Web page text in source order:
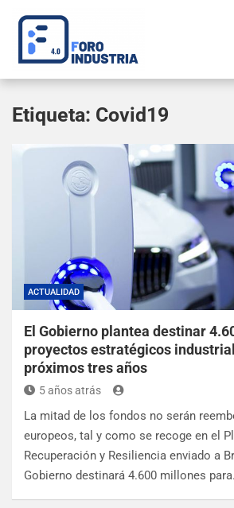
Etiqueta: Covid19
ACTUALIDAD
El Gobierno plantea destinar
proyectos estratégicos
próximos tres años
5 años atrás
La mitad de los fondos no serán
europeos, tal y como se recoge en el
Recuperación y Resiliencia enviado a
Gobierno destinará 4.600 millones